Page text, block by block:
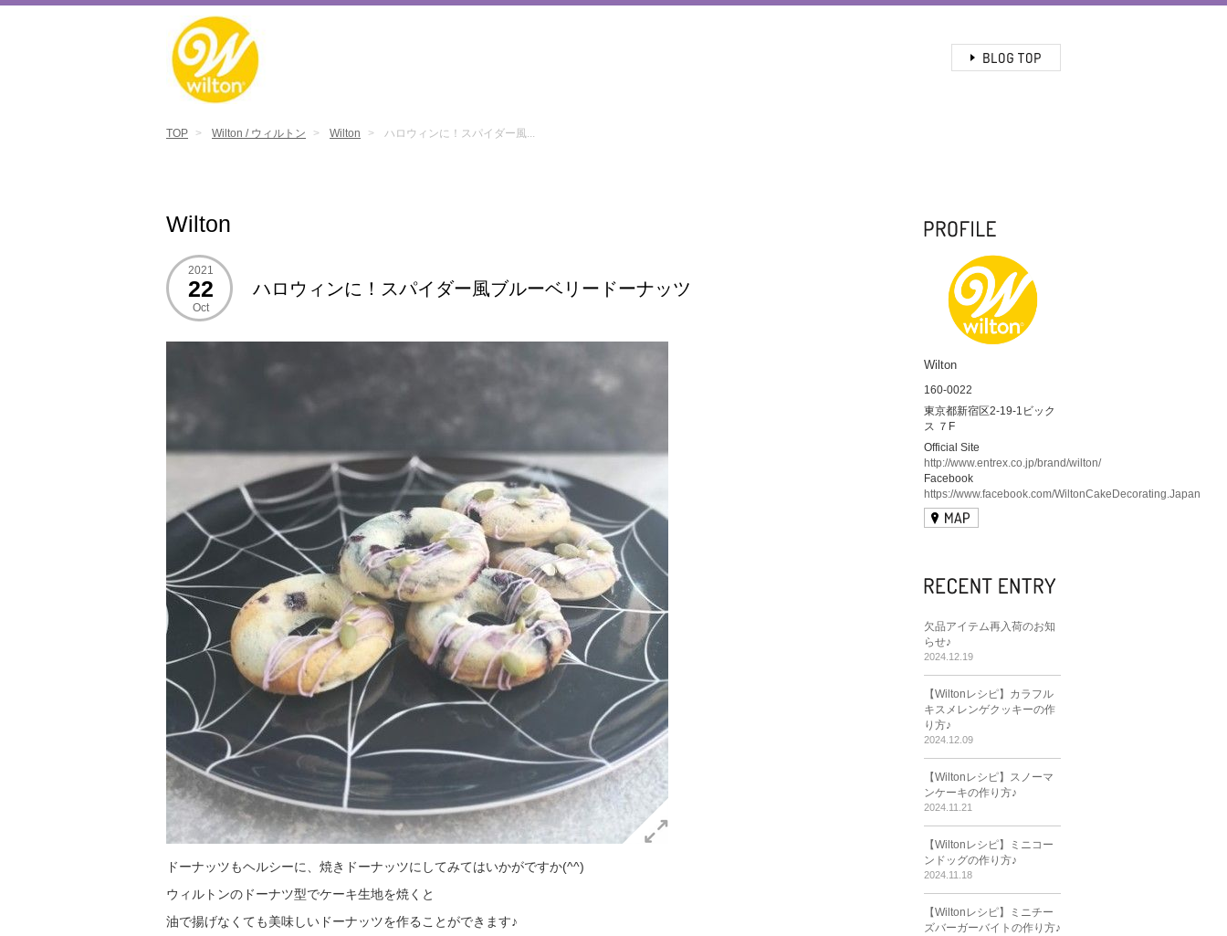
TOP Wilton / ウィルトン Wilton ハロウィンに！スパイダー風...
Wilton
2021
22
Oct
ハロウィンに！スパイダー風ブルーベリードーナッツ
ドーナッツもヘルシーに、焼きドーナッツにしてみてはいかがですか(^^)
ウィルトンのドーナツ型でケーキ生地を焼くと
油で揚げなくても美味しいドーナッツを作ることができます♪
Wilton
160-0022
東京都新宿区2-19-1ビック
ス ７F
Official Site
http://www.entrex.co.jp/brand/wilton/
Facebook
https://www.facebook.com/WiltonCakeDecorating.Japan
欠品アイテム再入荷のお知
らせ♪
2024.12.19
【Wiltonレシピ】カラフル
キスメレンゲクッキーの作
り方♪
2024.12.09
【Wiltonレシピ】スノーマ
ンケーキの作り方♪
2024.11.21
【Wiltonレシピ】ミニコー
ンドッグの作り方♪
2024.11.18
【Wiltonレシピ】ミニチー
ズバーガーバイトの作り方♪